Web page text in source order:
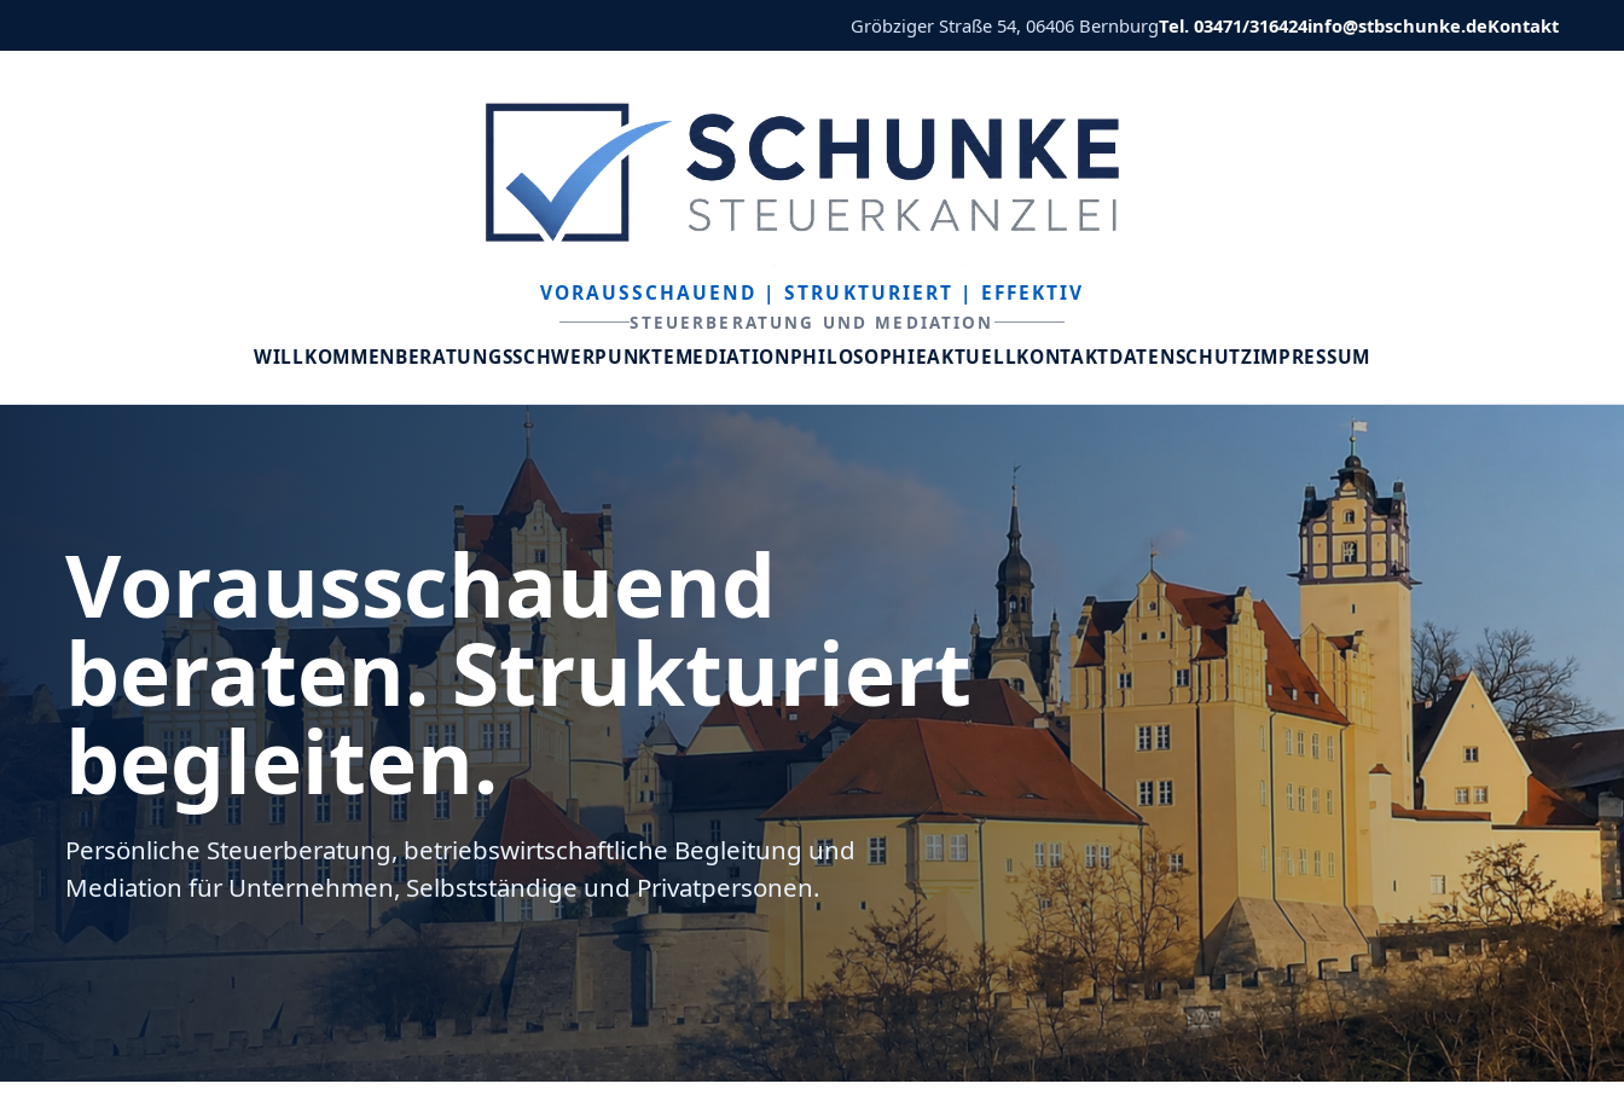
Gröbziger Straße 54, 06406 BernburgTel. 03471/316424info@stbschunke.deKontakt
VORAUSSCHAUEND | STRUKTURIERT | EFFEKTIV
STEUERBERATUNG UND MEDIATION
WILLKOMMENBERATUNGSSCHWERPUNKTEMEDIATIONPHILOSOPHIEAKTUELLKONTAKTDATENSCHUTZIMPRESSUM
Vorausschauend
beraten. Strukturiert
begleiten.
Persönliche Steuerberatung, betriebswirtschaftliche Begleitung und
Mediation für Unternehmen, Selbstständige und Privatpersonen.